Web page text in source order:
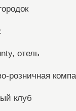
отель
розничная
клуб